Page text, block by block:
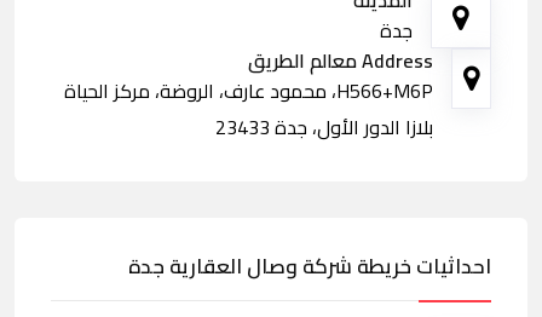
جدة
Address معالم الطريق
H566+M6P، محمود عارف، الروضة، مركز الحياة
بلازا الدور الأول، جدة 23433
احداثيات خريطة شركة وصال العقارية جدة